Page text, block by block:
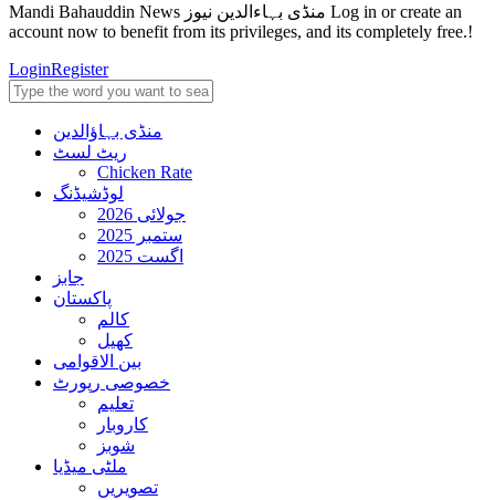
Mandi Bahauddin News منڈی بہاءالدین نیوز Log in or create an
account now to benefit from its privileges, and its completely free.!
LoginRegister
منڈی بہاؤالدین
ریٹ لسٹ
Chicken Rate
لوڈشیڈنگ
جولائی 2026
ستمبر 2025
اگست 2025
جابز
پاکستان
کالم
کھیل
بین الاقوامی
خصوصی رپورٹ
تعلیم
کاروبار
شوبز
ملٹی میڈیا
تصویریں